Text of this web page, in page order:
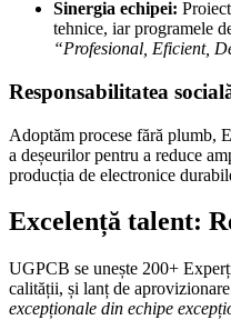
Sinergia echipei:
tehnice, iar programele
“Profesional, Eficient,
Responsabilitatea
Adoptăm procese fără plumb,
a deșeurilor pentru a reduce
producția de electronice
Excelență talent:
UGPCB se unește 200+
calității, și lanț de
excepționale din echipe